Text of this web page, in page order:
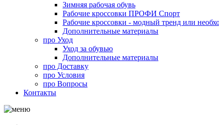
Зимняя рабочая обувь
Рабочие кроссовки ПРОФИ Спорт
Рабочие кроссовки - модный тренд или
Дополнительные материалы
про Уход
Уход за обувью
Дополнительные материалы
про Доставку
про Условия
про Вопросы
Контакты